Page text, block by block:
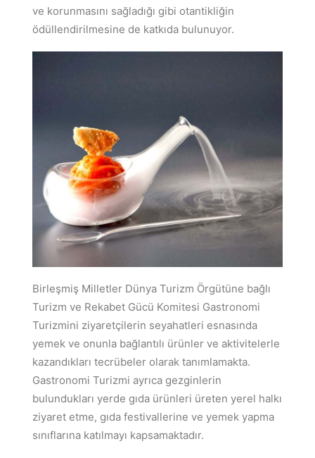
ve korunmasını sağladığı gibi otantikliğin
ödüllendirilmesine de katkıda bulunuyor.
Birleşmiş Milletler Dünya Turizm Örgütüne bağlı
Turizm ve Rekabet Gücü Komitesi Gastronomi
Turizmini ziyaretçilerin seyahatleri esnasında
yemek ve onunla bağlantılı ürünler ve aktivitelerle
kazandıkları tecrübeler olarak tanımlamakta.
Gastronomi Turizmi ayrıca gezginlerin
bulundukları yerde gıda ürünleri üreten yerel halkı
ziyaret etme, gıda festivallerine ve yemek yapma
sınıflarına katılmayı kapsamaktadır.